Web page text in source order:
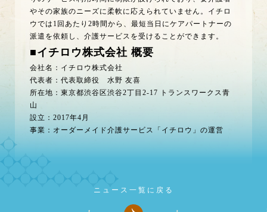
やその家族のニーズに柔軟に応えられていません。イチロ
ウでは1回あたり2時間から、最短当日にケアパートナーの
派遣を依頼し、介護サービスを受けることができます。
■イチロウ株式会社 概要
会社名：イチロウ株式会社
代表者：代表取締役 水野 友喜
所在地：東京都渋谷区渋谷2丁目2-17 トランスワークス青
山
設立：2017年4月
事業：オーダーメイド介護サービス「イチロウ」の運営
ニュース一覧に戻る